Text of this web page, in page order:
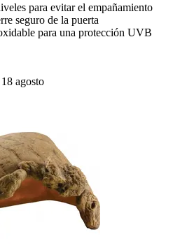
para evitar el empañamiento
seguro de la puerta
para una protección UVB
agosto